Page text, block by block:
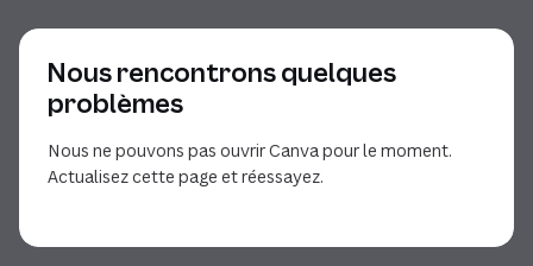
Nous rencontrons quelques
problèmes
Nous ne pouvons pas ouvrir Canva pour le moment.
Actualisez cette page et réessayez.